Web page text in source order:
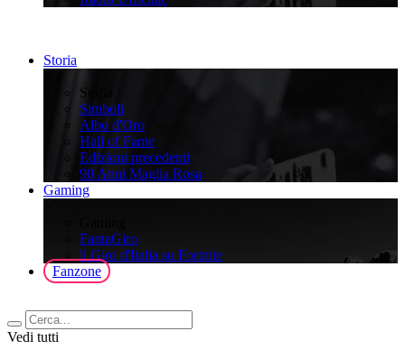
Storia
Storia
Simboli
Albo d'Oro
Hall of Fame
Edizioni precedenti
90 Anni Maglia Rosa
Gaming
FantaGiro
ll Giro d'Italia su Fortnite
Fanzone
Vedi tutti